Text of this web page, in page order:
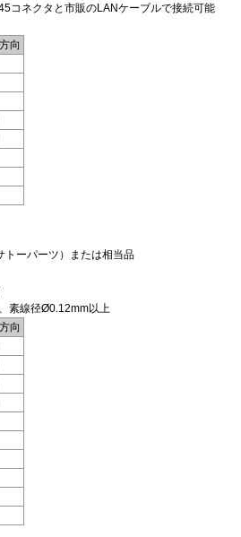
コネクタと市販のLANケーブルで接続可能
向
ーパーツ）または相当品
素線径Ø0.12mm以上
向